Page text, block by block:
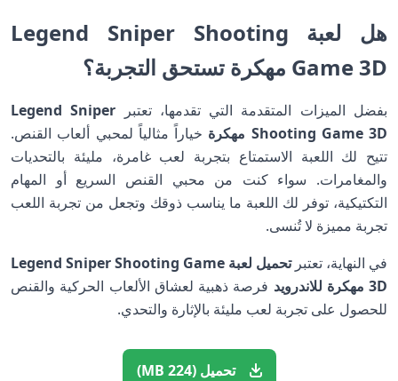
هل لعبة Legend Sniper Shooting
Game 3D مهكرة تستحق التجربة؟
بفضل الميزات المتقدمة التي تقدمها، تعتبر Legend Sniper
Shooting Game 3D مهكرة
خياراً مثالياً لمحبي ألعاب القنص.
تتيح لك اللعبة الاستمتاع بتجربة لعب غامرة، مليئة بالتحديات
والمغامرات. سواء كنت من محبي القنص السريع أو المهام
التكتيكية، توفر لك اللعبة ما يناسب ذوقك وتجعل من تجربة اللعب
تجربة مميزة لا تُنسى.
في النهاية، تعتبر
تحميل لعبة Legend Sniper Shooting Game
3D مهكرة للاندرويد
فرصة ذهبية لعشاق الألعاب الحركية والقنص
للحصول على تجربة لعب مليئة بالإثارة والتحدي.
تحميل (224 MB)